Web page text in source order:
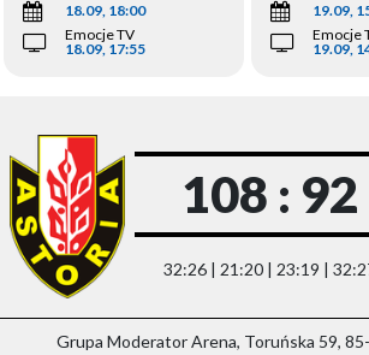
18.09, 18:00
Emocje TV
18.09, 17:55
19.09,
Emocje
19.09,
108 : 92
32:26 | 21:20 | 23:19 |
Grupa Moderator Arena, Toruńska 59,